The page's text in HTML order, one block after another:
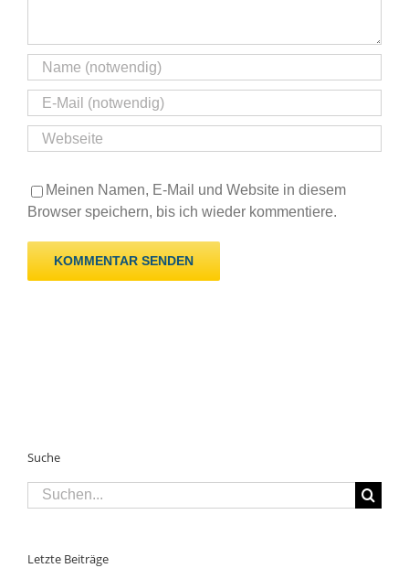
Meinen Namen, E-Mail und Website in diesem
Browser speichern, bis ich wieder kommentiere.
Suche
Suche
nach:
Letzte Beiträge